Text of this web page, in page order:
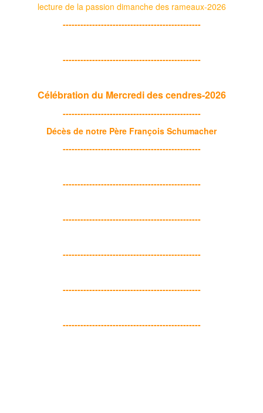
lecture de la passion dimanche des rameaux-2026
-----------------------------------------------
-----------------------------------------------
Célébration du Mercredi des cendres-2026
-----------------------------------------------
Décès de notre Père François Schumacher
-----------------------------------------------
-----------------------------------------------
-----------------------------------------------
-----------------------------------------------
-----------------------------------------------
-----------------------------------------------